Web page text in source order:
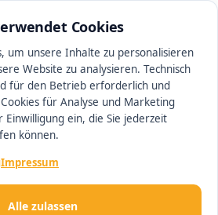
Cookies
um unsere Inhalte zu personalisieren
Website zu analysieren. Technisch
für den Betrieb erforderlich und
für Analyse und Marketing
ein, die Sie jederzeit
können.
Impressum
Alle zulassen